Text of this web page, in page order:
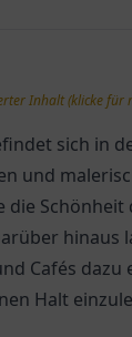
Inhalt (klicke für
sich in
und
die Schönheit
hinaus
Cafés dazu
Halt